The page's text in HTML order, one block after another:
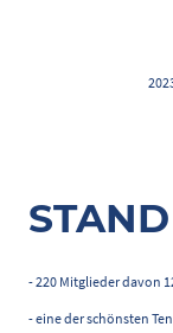
- 220 Mitglieder davon
- eine der schönsten